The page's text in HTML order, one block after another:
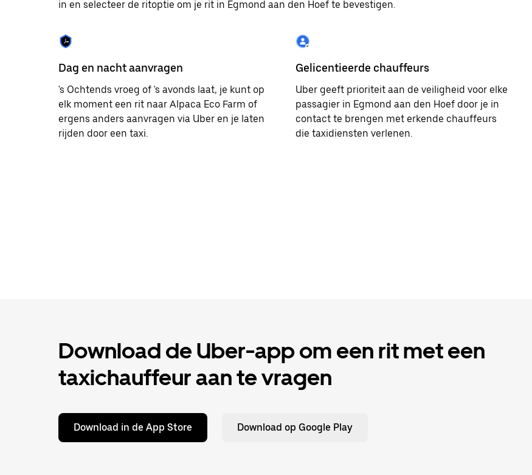
in en selecteer de ritoptie om je rit in Egmond aan den Hoef te bevestigen.
Dag en nacht aanvragen
's Ochtends vroeg of 's avonds laat, je kunt op
elk moment een rit naar Alpaca Eco Farm of
ergens anders aanvragen via Uber en je laten
rijden door een taxi.
Gelicentieerde chauffeurs
Uber geeft prioriteit aan de veiligheid voor elke
passagier in Egmond aan den Hoef door je in
contact te brengen met erkende chauffeurs
die taxidiensten verlenen.
Download de Uber-app om een rit met een
taxichauffeur aan te vragen
Download in de App Store Download op Google Play